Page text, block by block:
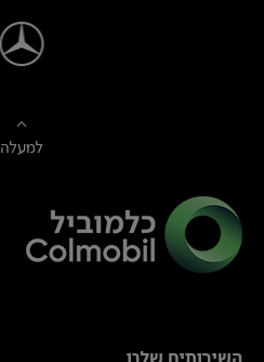
למעלה